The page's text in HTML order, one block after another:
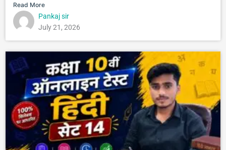
Read More
Pankaj sir
July 21, 2026